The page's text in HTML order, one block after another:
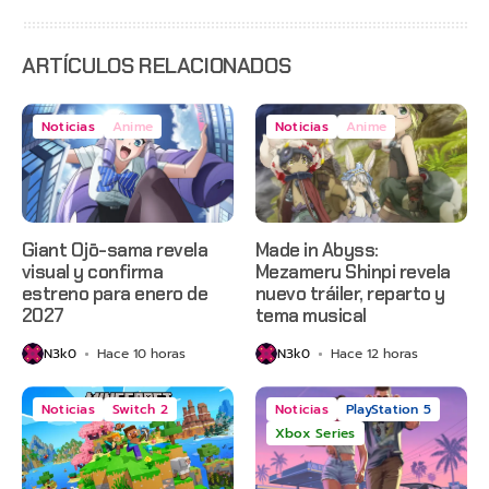
ARTÍCULOS RELACIONADOS
Noticias Anime
Giant Ojō-sama revela
visual y confirma
estreno para enero de
2027
N3k0 Hace 10 horas
Noticias Anime
Made in Abyss:
Mezameru Shinpi revela
nuevo tráiler, reparto y
tema musical
N3k0 Hace 12 horas
Noticias Switch 2 Noticias
PlayStation 5
Xbox Series